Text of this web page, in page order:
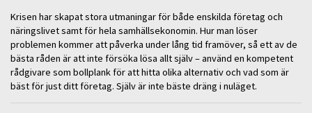
Krisen har skapat stora utmaningar för både enskilda företag och
näringslivet samt för hela samhällsekonomin. Hur man löser
problemen kommer att påverka under lång tid framöver, så ett av de
bästa råden är att inte försöka lösa allt själv – använd en kompetent
rådgivare som bollplank för att hitta olika alternativ och vad som är
bäst för just ditt företag. Själv är inte bäste dräng i nuläget.